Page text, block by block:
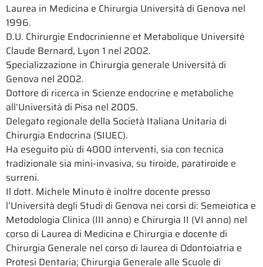
Laurea in Medicina e Chirurgia Università di Genova nel
1996.
D.U. Chirurgie Endocrinienne et Metabolique Université
Claude Bernard, Lyon 1 nel 2002.
Specializzazione in Chirurgia generale Università di
Genova nel 2002.
Dottore di ricerca in Scienze endocrine e metaboliche
all’Università di Pisa nel 2005.
Delegato regionale della Società Italiana Unitaria di
Chirurgia Endocrina (SIUEC).
Ha eseguito più di 4000 interventi, sia con tecnica
tradizionale sia mini-invasiva, su tiroide, paratiroide e
surreni.
Il dott. Michele Minuto è inoltre docente presso
l’Università degli Studi di Genova nei corsi di: Semeiotica e
Metodologia Clinica (III anno) e Chirurgia II (VI anno) nel
corso di Laurea di Medicina e Chirurgia e docente di
Chirurgia Generale nel corso di laurea di Odontoiatria e
Protesi Dentaria; Chirurgia Generale alle Scuole di